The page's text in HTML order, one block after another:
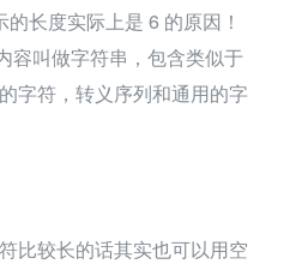
长度实际上是 6 的原因！
容叫做字符串，包含类似于
字符，转义序列和通用的字
比较长的话其实也可以用空